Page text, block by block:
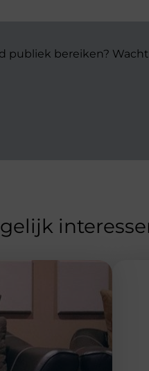
publiek bereiken?